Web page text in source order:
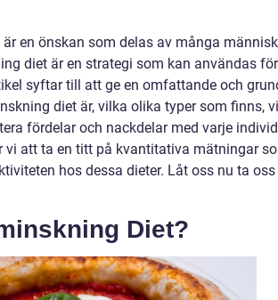
en önskan som delas av många
diet är en strategi som kan användas
syftar till att ge en omfattande och
diet är, vilka olika typer som finns,
fördelar och nackdelar med varje
vi att ta en titt på kvantitativa mätningar
hos dessa dieter. Låt oss nu ta oss
Diet?